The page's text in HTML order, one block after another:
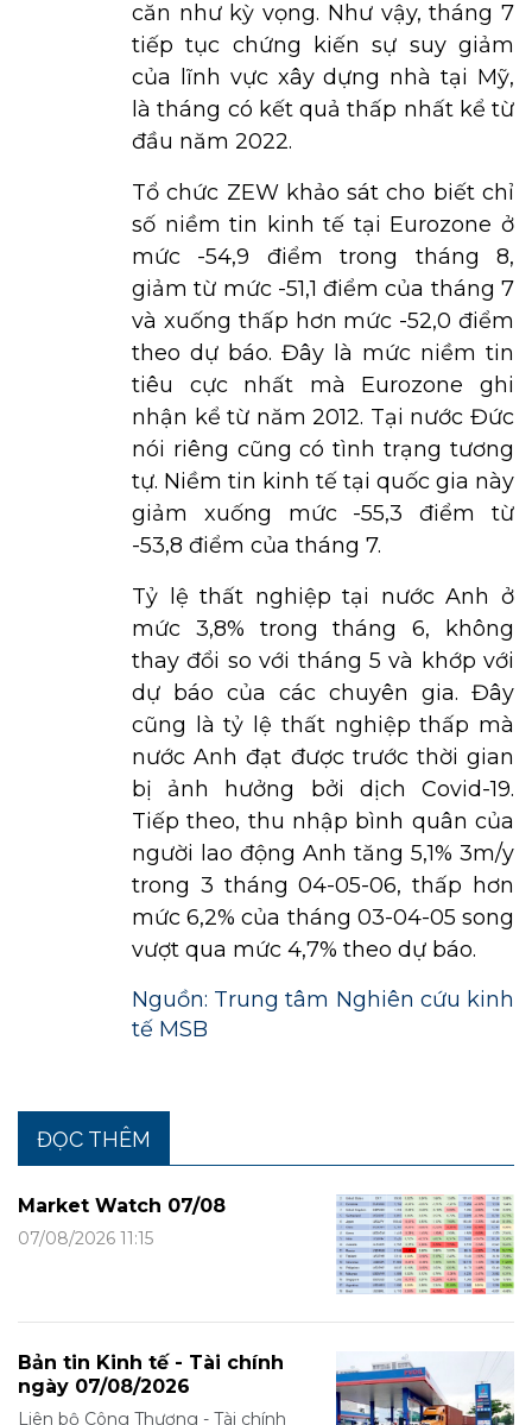
căn như kỳ vọng. Như vậy, tháng 7
tiếp tục chứng kiến sự suy giảm
của lĩnh vực xây dựng nhà tại Mỹ,
là tháng có kết quả thấp nhất kể từ
đầu năm 2022.
Tổ chức ZEW khảo sát cho biết chỉ
số niềm tin kinh tế tại Eurozone ở
mức -54,9 điểm trong tháng 8,
giảm từ mức -51,1 điểm của tháng 7
và xuống thấp hơn mức -52,0 điểm
theo dự báo. Đây là mức niềm tin
tiêu cực nhất mà Eurozone ghi
nhận kể từ năm 2012. Tại nước Đức
nói riêng cũng có tình trạng tương
tự. Niềm tin kinh tế tại quốc gia này
giảm xuống mức -55,3 điểm từ
-53,8 điểm của tháng 7.
Tỷ lệ thất nghiệp tại nước Anh ở
mức 3,8% trong tháng 6, không
thay đổi so với tháng 5 và khớp với
dự báo của các chuyên gia. Đây
cũng là tỷ lệ thất nghiệp thấp mà
nước Anh đạt được trước thời gian
bị ảnh hưởng bởi dịch Covid-19.
Tiếp theo, thu nhập bình quân của
người lao động Anh tăng 5,1% 3m/y
trong 3 tháng 04-05-06, thấp hơn
mức 6,2% của tháng 03-04-05 song
vượt qua mức 4,7% theo dự báo.
Nguồn: Trung tâm Nghiên cứu kinh
tế MSB
ĐỌC THÊM
Market Watch 07/08
07/08/2026 11:15
Bản tin Kinh tế - Tài chính
ngày 07/08/2026
Liên bộ Công Thương - Tài chính